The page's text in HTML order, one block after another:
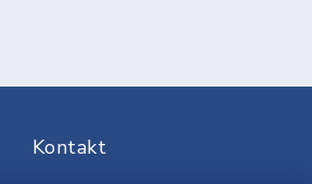
Kontakt